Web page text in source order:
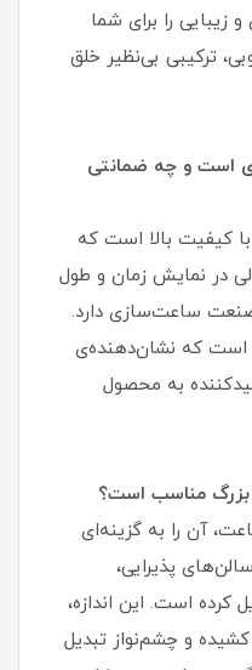
زیبایی را برای شما
ترکیبی بی‌نظیر خلق
است و چه ضمانتی
با کیفیت بالا است که
در نمایش زمان و طول
صنعت ساعت‌سازی دارد.
سال ضمانت است که نشان‌دهنده‌ی
به محصول
ساعت، آن را به گزینه‌ای
پذیرایی،
کرده است. این اندازه،
و چشم‌نواز تبدیل